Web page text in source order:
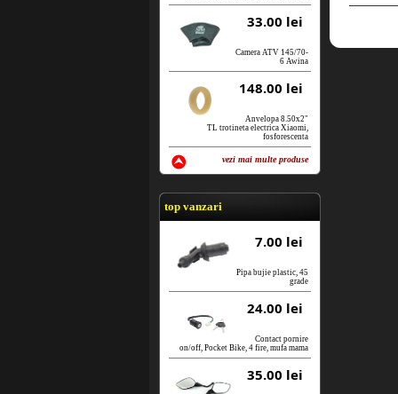
33.00 lei
Camera ATV 145/70-
6 Awina
148.00 lei
Anvelopa 8.50x2"
TL trotineta electrica Xiaomi,
fosforescenta
vezi mai multe produse
vezi produse
top vanzari
7.00 lei
Pipa bujie plastic, 45
grade
24.00 lei
Contact pornire
on/off, Pocket Bike, 4 fire, mufa mama
35.00 lei